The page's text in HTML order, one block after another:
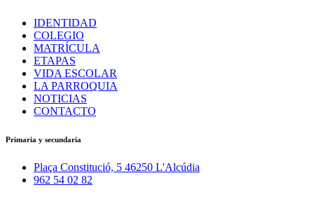
IDENTIDAD
COLEGIO
MATRÍCULA
ETAPAS
VIDA ESCOLAR
LA PARROQUIA
NOTICIAS
CONTACTO
Primaria y secundaria
Plaça Constitució, 5 46250 L'Alcúdia
962 54 02 82